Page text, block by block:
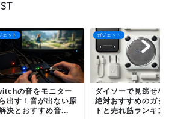
ェット
の音をモニター
出す！音が出ない原
決とおすすめ音...
ガジェット
ダイソーで見逃せな
絶対おすすめのガジ
トと売れ筋ランキン